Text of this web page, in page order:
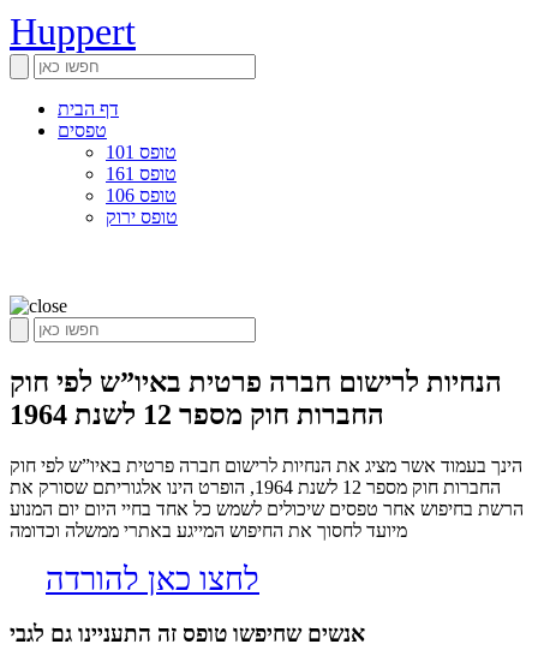
Huppert
דף הבית
טפסים
טופס 101
טופס 161
טופס 106
טופס ירוק
הנחיות לרישום חברה פרטית באיו”ש לפי חוק
החברות חוק מספר 12 לשנת 1964
הינך בעמוד אשר מציג את הנחיות לרישום חברה פרטית באיו”ש לפי חוק
החברות חוק מספר 12 לשנת 1964, הופרט הינו אלגוריתם שסורק את
הרשת בחיפוש אחר טפסים שיכולים לשמש כל אחד בחיי היום יום המנוע
מיועד לחסוך את החיפוש המייגע באתרי ממשלה וכדומה
לחצו כאן להורדה
אנשים שחיפשו טופס זה התעניינו גם לגבי